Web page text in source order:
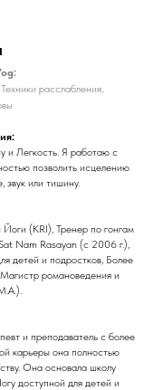
расслабления,
и Легкость. Я работаю с
позволить исцелению
звук или тишину.
(KRI), Тренер по гонгам
Nam Rasayan (с 2006 г.),
детей и подростков, Более
романоведения и
и преподаватель с более
карьеры она полностью
Она основала школу
доступной для детей и